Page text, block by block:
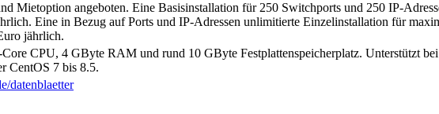
Mietoption angeboten. Eine Basisinstallation für 250 Switchports und 250 IP-
Eine in Bezug auf Ports und IP-Adressen unlimitierte Einzelinstallation für
jährlich.
CPU, 4 GByte RAM und rund 10 GByte Festplattenspeicherplatz. Unterstützt
CentOS 7 bis 8.5.
datenblaetter